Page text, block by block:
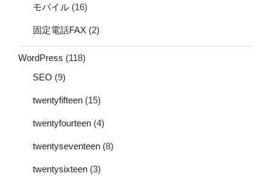
モバイル (16)
固定電話FAX (2)
WordPress (118)
SEO (9)
twentyfifteen (15)
twentyfourteen (4)
twentyseventeen (8)
twentysixteen (3)